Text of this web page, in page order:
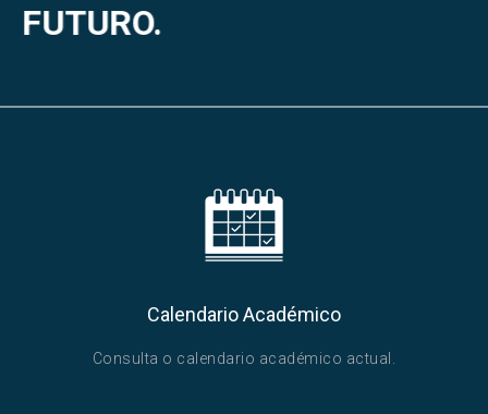
FUTURO.
Calendario Académico
Consulta o calendario académico actual.